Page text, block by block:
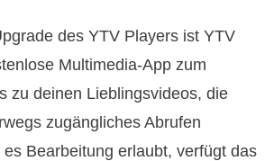
des YTV Players ist YTV
Multimedia-App zum
zu deinen Lieblingsvideos, die
zugängliches Abrufen
Bearbeitung erlaubt, verfügt das